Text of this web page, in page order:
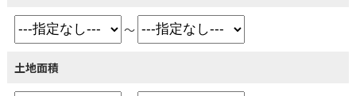
～
土地面積